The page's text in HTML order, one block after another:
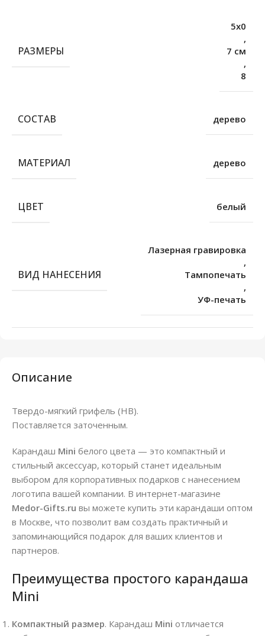
Описание
Твердо-мягкий грифель (HB).
Поставляется заточенным.
Карандаш Mini белого цвета — это компактный и
стильный аксессуар, который станет идеальным
выбором для корпоративных подарков с нанесением
логотипа вашей компании. В интернет-магазине
Medor-Gifts.ru вы можете купить эти карандаши оптом
в Москве, что позволит вам создать практичный и
запоминающийся подарок для ваших клиентов и
партнеров.
Преимущества простого карандаша
Mini
Компактный размер. Карандаш Mini отличается
РАЗМЕРЫ
5х0
,
7 см
,
8
СОСТАВ дерево
МАТЕРИАЛ дерево
ЦВЕТ белый
ВИД НАНЕСЕНИЯ
Лазерная гравировка
,
Тампопечать
,
УФ-печать